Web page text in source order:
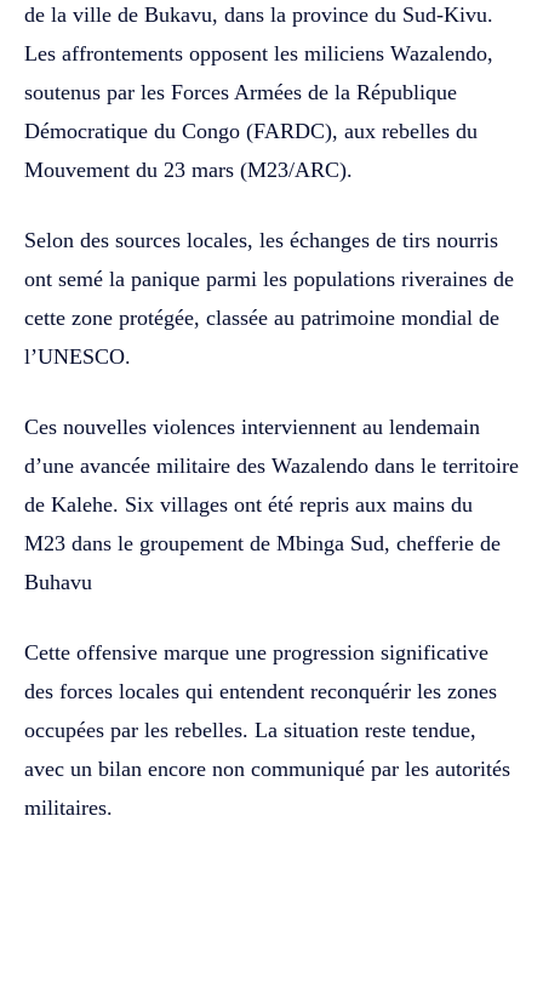
de la ville de Bukavu, dans la province du Sud-Kivu.
Les affrontements opposent les miliciens Wazalendo,
soutenus par les Forces Armées de la République
Démocratique du Congo (FARDC), aux rebelles du
Mouvement du 23 mars (M23/ARC).
Selon des sources locales, les échanges de tirs nourris
ont semé la panique parmi les populations riveraines de
cette zone protégée, classée au patrimoine mondial de
l’UNESCO.
Ces nouvelles violences interviennent au lendemain
d’une avancée militaire des Wazalendo dans le territoire
de Kalehe. Six villages ont été repris aux mains du
M23 dans le groupement de Mbinga Sud, chefferie de
Buhavu
Cette offensive marque une progression significative
des forces locales qui entendent reconquérir les zones
occupées par les rebelles. La situation reste tendue,
avec un bilan encore non communiqué par les autorités
militaires.